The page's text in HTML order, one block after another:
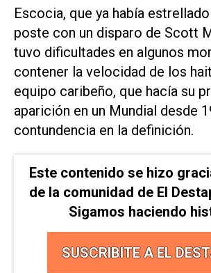
Escocia, que ya había
poste ​con ‌un disparo de Scott
tuvo dificultades en algunos
contener la velocidad ⁠de los
equipo caribeño, que hacía su
aparición en un Mundial desde
contundencia en ‌la definición.
Este contenido se hizo
de la comunidad de El
Sigamos haciendo
SUSCRIBITE A EL